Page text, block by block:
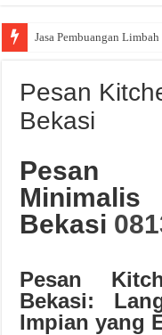
Jasa Pembuangan
Pesan
Bekasi
Pesan
Minimalis
Bekasi
Pesan
Bekasi:
Impian yang